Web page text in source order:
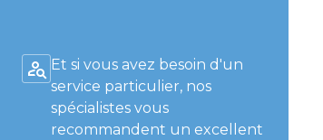
Et si vous avez besoin d'un
service particulier, nos
spécialistes vous
recommandent un excellent